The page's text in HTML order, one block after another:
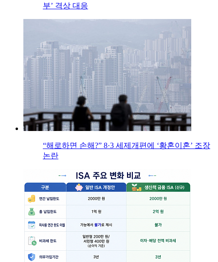
부’ 격상 대응
“해로하면 손해?” 8·3 세제개편에 ‘황혼이혼’ 조장
논란